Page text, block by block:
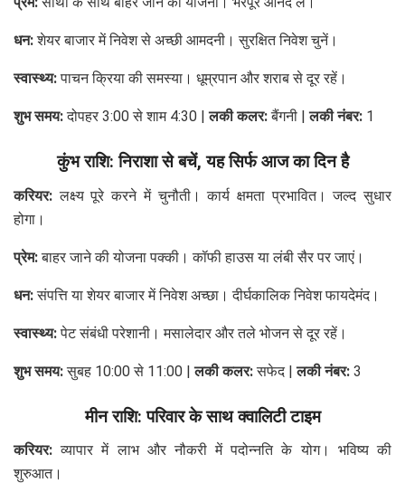
धन:शेयर बाजार में निवेश से अच्छी आमदनी। सुरक्षित निवेश चुनें।
स्वास्थ्य:पाचन क्रिया की समस्या। धूम्रपान और शराब से दूर रहें।
शुभ समय:दोपहर 3:00 से शाम 4:30 |लकी कलर:बैंगनी |लकी नंबर: 1
कुंभ राशि: निराशा से बचें, यह सिर्फ आज का दिन है
करियर: लक्ष्य पूरे करने में चुनौती। कार्य क्षमता प्रभावित। जल्द सुधार
होगा।
प्रेम:बाहर जाने की योजना पक्की। कॉफी हाउस या लंबी सैर पर जाएं।
धन:संपत्ति या शेयर बाजार में निवेश अच्छा। दीर्घकालिक निवेश फायदेमंद।
स्वास्थ्य:पेट संबंधी परेशानी। मसालेदार और तले भोजन से दूर रहें।
शुभ समय:सुबह 10:00 से 11:00 |लकी कलर:सफेद |लकी नंबर: 3
मीन राशि: परिवार के साथ क्वालिटी टाइम
करियर: व्यापार में लाभ और नौकरी में पदोन्नति के योग। भविष्य की
शुरुआत।